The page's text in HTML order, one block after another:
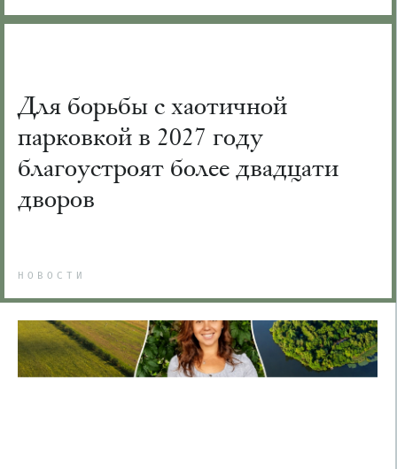
Для борьбы с хаотичной
парковкой в 2027 году
благоустроят более двадцати
дворов
НОВОСТИ